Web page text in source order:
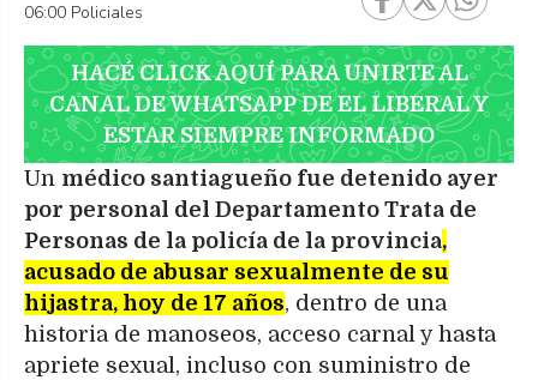
06:00 Policiales
HACÉ CLICK AQUÍ PARA UNIRTE AL
CANAL DE WHATSAPP DE EL LIBERAL Y
ESTAR SIEMPRE INFORMADO
Un médico santiagueño fue detenido ayer
por personal del Departamento Trata de
Personas de la policía de la provincia,
acusado de abusar sexualmente de su
hijastra, hoy de 17 años, dentro de una
historia de manoseos, acceso carnal y hasta
apriete sexual, incluso con suministro de